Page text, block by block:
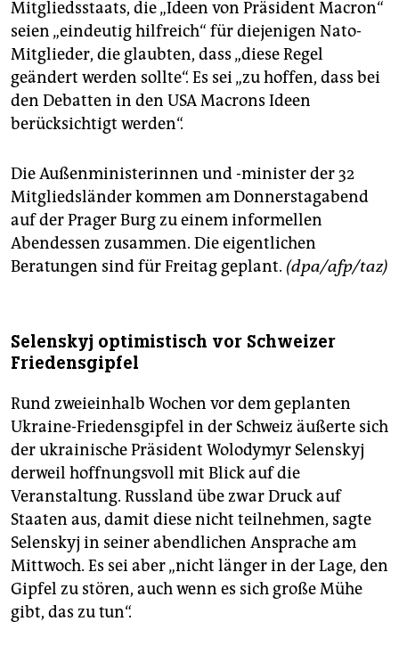
Mitgliedsstaats, die „Ideen von Präsident Macron“
seien „eindeutig hilfreich“ für diejenigen Nato-
Mitglieder, die glaubten, dass „diese Regel
geändert werden sollte“. Es sei „zu hoffen, dass bei
den Debatten in den USA Macrons Ideen
berücksichtigt werden“.
Die Außenministerinnen und -minister der 32
Mitgliedsländer kommen am Donnerstagabend
auf der Prager Burg zu einem informellen
Abendessen zusammen. Die eigentlichen
Beratungen sind für Freitag geplant. (dpa/afp/taz)
Selenskyj optimistisch vor Schweizer
Friedensgipfel
Rund zweieinhalb Wochen vor dem geplanten
Ukraine-Friedensgipfel in der Schweiz äußerte sich
der ukrainische Präsident Wolodymyr Selenskyj
derweil hoffnungsvoll mit Blick auf die
Veranstaltung. Russland übe zwar Druck auf
Staaten aus, damit diese nicht teilnehmen, sagte
Selenskyj in seiner abendlichen Ansprache am
Mittwoch. Es sei aber „nicht länger in der Lage, den
Gipfel zu stören, auch wenn es sich große Mühe
gibt, das zu tun“.